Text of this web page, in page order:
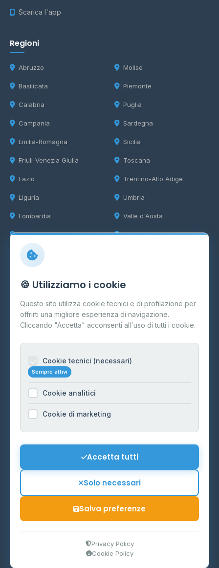
Scarica l'app
Regioni
Abruzzo
Basilicata
Calabria
Campania
Emilia-Romagna
Friuli-Venezia Giulia
Lazio
Liguria
Lombardia
Marche
Molise
Piemonte
Puglia
Sardegna
Sicilia
Toscana
Trentino-Alto Adige
Umbria
Valle d'Aosta
Veneto
Info
Cos'è il GPL
FAQ
Contatti
Informazioni legali
Cookie Policy
Preferenze Cookie
Mappa del sito
P.IVA 03859300364
Ministero delle Imprese e del Made in Italy
🍪 Utilizziamo i cookie
Questo sito utilizza cookie tecnici e di profilazione per
offrirti una migliore esperienza di navigazione.
Cliccando "Accetta" acconsenti all'uso di tutti i cookie.
Cookie tecnici (necessari)
Sempre attivi
Cookie analitici
Cookie di marketing
Accetta tutti
Solo necessari
Salva preferenze
Privacy Policy
Cookie Policy